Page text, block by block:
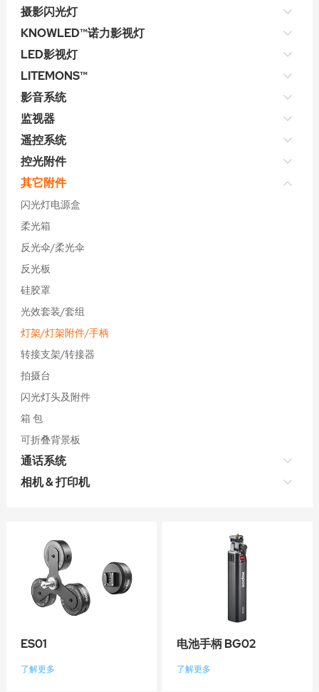
摄影闪光灯
KNOWLED™诺力影视灯
LED影视灯
LITEMONS™
影音系统
监视器
遥控系统
控光附件
其它附件
闪光灯电源盒
柔光箱
反光伞/柔光伞
反光板
硅胶罩
光效套装/套组
灯架/灯架附件/手柄
转接支架/转接器
拍摄台
闪光灯头及附件
箱 包
可折叠背景板
通话系统
相机 & 打印机
ES01
了解更多
电池手柄 BG02
了解更多